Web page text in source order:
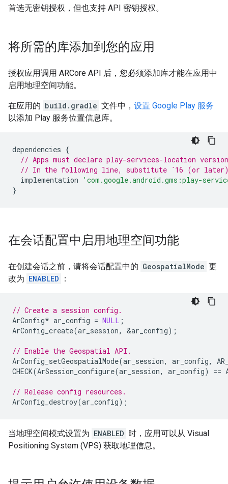
首选无密钥授权，但也支持 API 密钥授权。
将所需的库添加到您的应用
授权应用调用 ARCore API 后，您必须添加库才能在应用中
启用地理空间功能。
在应用的 build.gradle 文件中， 设置 Google Play 服务
以添加 Play 服务位置信息库。
dependencies {
// Apps must declare play-services-location
// In the following line, substitute `16 (or
implementation
'com.google.android.gms:play-
}
在会话配置中启用地理空间功能
在创建会话之前，请将会话配置中的 GeospatialMode 更
改为 ENABLED ：
// Create a session config.
ArConfig* ar_config = NULL ;
ArConfig_create(ar_session, &ar_config);
// Enable the Geospatial API.
ArConfig_setGeospatialMode(ar_session, ar_config,
CHECK(ArSession_configure(ar_session, ar_config) ==
// Release config resources.
ArConfig_destroy(ar_config);
当地理空间模式设置为 ENABLED 时，应用可以从 Visual
Positioning System (VPS) 获取地理信息。